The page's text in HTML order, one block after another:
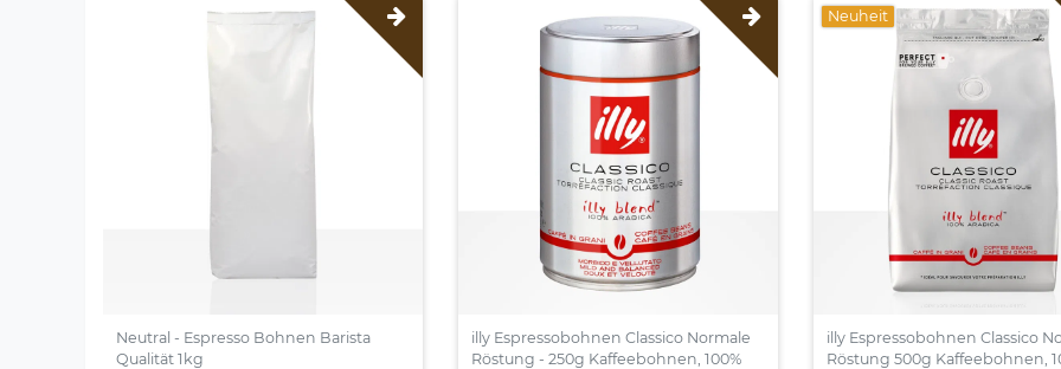
Neutral - Espresso Bohnen Barista
Qualität 1kg
illy Espressobohnen Classico Normale
Röstung - 250g Kaffeebohnen, 100%
Neuheit
illy Espressobohnen Classico
Röstung 500g Kaffeebohnen,